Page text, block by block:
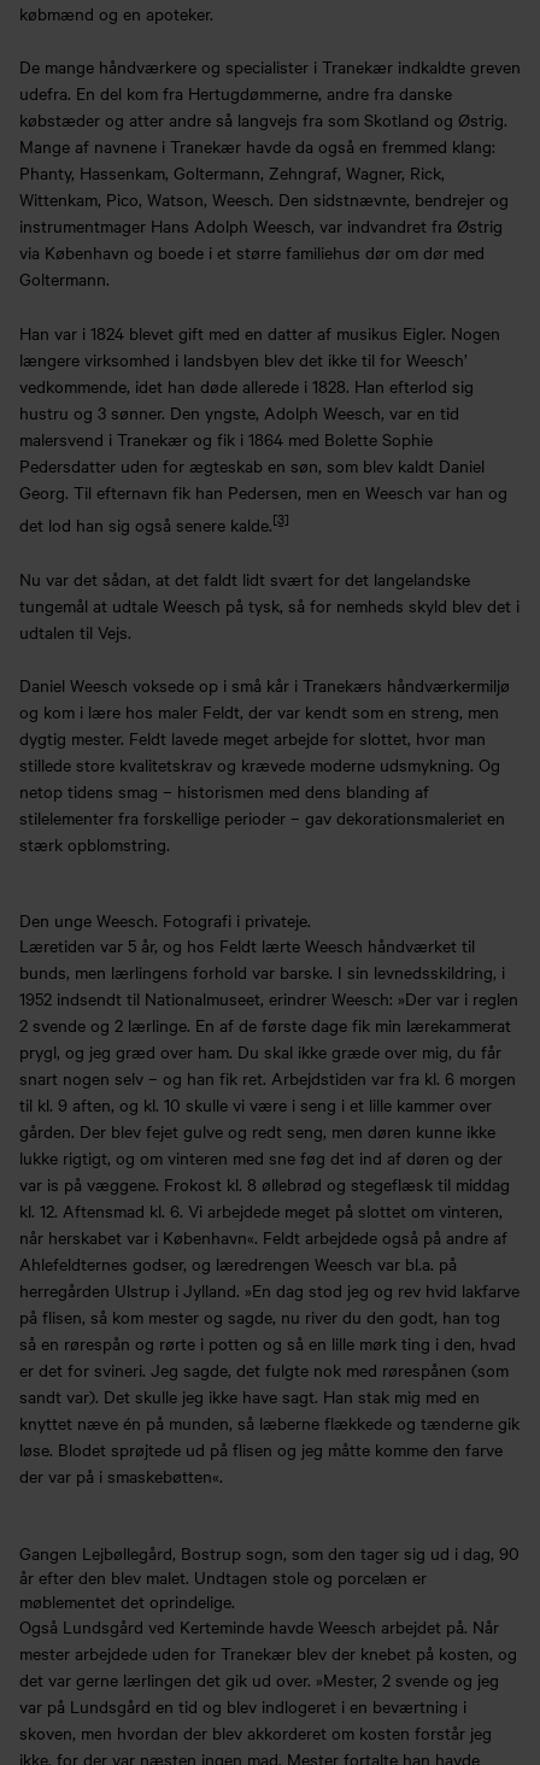
købmænd og en apoteker.
De mange håndværkere og specialister i Tranekær indkaldte greven
udefra. En del kom fra Hertugdømmerne, andre fra danske
købstæder og atter andre så langvejs fra som Skotland og Østrig.
Mange af navnene i Tranekær havde da også en fremmed klang:
Phanty, Hassenkam, Goltermann, Zehngraf, Wagner, Rick,
Wittenkam, Pico, Watson, Weesch. Den sidstnævnte, bendrejer og
instrumentmager Hans Adolph Weesch, var indvandret fra Østrig
via København og boede i et større familiehus dør om dør med
Goltermann.
Han var i 1824 blevet gift med en datter af musikus Eigler. Nogen
længere virksomhed i landsbyen blev det ikke til for Weesch’
vedkommende, idet han døde allerede i 1828. Han efterlod sig
hustru og 3 sønner. Den yngste, Adolph Weesch, var en tid
malersvend i Tranekær og fik i 1864 med Bolette Sophie
Pedersdatter uden for ægteskab en søn, som blev kaldt Daniel
Georg. Til efternavn fik han Pedersen, men en Weesch var han og
det lod han sig også senere kalde.[3]
Nu var det sådan, at det faldt lidt svært for det langelandske
tungemål at udtale Weesch på tysk, så for nemheds skyld blev det i
udtalen til Vejs.
Daniel Weesch voksede op i små kår i Tranekærs håndværkermiljø
og kom i lære hos maler Feldt, der var kendt som en streng, men
dygtig mester. Feldt lavede meget arbejde for slottet, hvor man
stillede store kvalitetskrav og krævede moderne udsmykning. Og
netop tidens smag – historismen med dens blanding af
stilelementer fra forskellige perioder – gav dekorationsmaleriet en
stærk opblomstring.
Den unge Weesch. Fotografi i privateje.
Læretiden var 5 år, og hos Feldt lærte Weesch håndværket til
bunds, men lærlingens forhold var barske. I sin levnedsskildring, i
1952 indsendt til Nationalmuseet, erindrer Weesch: »Der var i reglen
2 svende og 2 lærlinge. En af de første dage fik min lærekammerat
prygl, og jeg græd over ham. Du skal ikke græde over mig, du får
snart nogen selv – og han fik ret. Arbejdstiden var fra kl. 6 morgen
til kl. 9 aften, og kl. 10 skulle vi være i seng i et lille kammer over
gården. Der blev fejet gulve og redt seng, men døren kunne ikke
lukke rigtigt, og om vinteren med sne føg det ind af døren og der
var is på væggene. Frokost kl. 8 øllebrød og stegeflæsk til middag
kl. 12. Aftensmad kl. 6. Vi arbejdede meget på slottet om vinteren,
når herskabet var i København«. Feldt arbejdede også på andre af
Ahlefeldternes godser, og læredrengen Weesch var bl.a. på
herregården Ulstrup i Jylland. »En dag stod jeg og rev hvid lakfarve
på flisen, så kom mester og sagde, nu river du den godt, han tog
så en rørespån og rørte i potten og så en lille mørk ting i den, hvad
er det for svineri. Jeg sagde, det fulgte nok med rørespånen (som
sandt var). Det skulle jeg ikke have sagt. Han stak mig med en
knyttet næve én på munden, så læberne flækkede og tænderne gik
løse. Blodet sprøjtede ud på flisen og jeg måtte komme den farve
der var på i smaskebøtten«.
Gangen Lejbøllegård, Bostrup sogn, som den tager sig ud i dag, 90
år efter den blev malet. Undtagen stole og porcelæn er
møblementet det oprindelige.
Også Lundsgård ved Kerteminde havde Weesch arbejdet på. Når
mester arbejdede uden for Tranekær blev der knebet på kosten, og
det var gerne lærlingen det gik ud over. »Mester, 2 svende og jeg
var på Lundsgård en tid og blev indlogeret i en beværtning i
skoven, men hvordan der blev akkorderet om kosten forstår jeg
ikke, for der var næsten ingen mad. Mester fortalte han havde